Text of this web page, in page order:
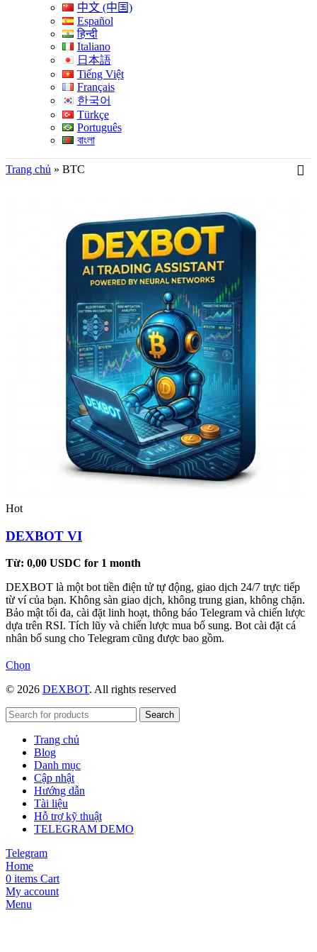
中文 (中国)
Español
हिन्दी
Italiano
日本語
Tiếng Việt
Français
한국어
Türkçe
Português
বাংলা
Trang chủ » BTC
Hot
DEXBOT VI
Từ: 0,00 USDC for 1 month
DEXBOT là một bot tiền điện tử tự động, giao dịch 24/7 trực tiếp
từ ví của bạn. Không sàn giao dịch, không trung gian, không chặn.
Bảo mật tối đa, cài đặt linh hoạt, thông báo Telegram và chiến lược
dựa trên RSI. Tích lũy và chiến lược mua bổ sung. Bot cài đặt cá
nhân bổ sung cho Telegram cũng được bao gồm.
Chọn
này
nhiều
thể.
Các
tùy
chọn
có
thể
được
chọn
trang
sản
phẩm
© 2026 DEXBOT. All rights reserved
Search
Trang chủ
Blog
Danh mục
Cập nhật
Hướng dẫn
Tài liệu
Hỗ trợ kỹ thuật
TELEGRAM DEMO
Telegram
Home
0 items Cart
My account
Menu